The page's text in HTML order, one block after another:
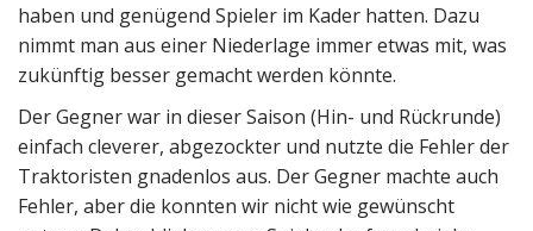
haben und genügend Spieler im Kader hatten. Dazu
nimmt man aus einer Niederlage immer etwas mit, was
zukünftig besser gemacht werden könnte.
Der Gegner war in dieser Saison (Hin- und Rückrunde)
einfach cleverer, abgezockter und nutzte die Fehler der
Traktoristen gnadenlos aus. Der Gegner machte auch
Fehler, aber die konnten wir nicht wie gewünscht